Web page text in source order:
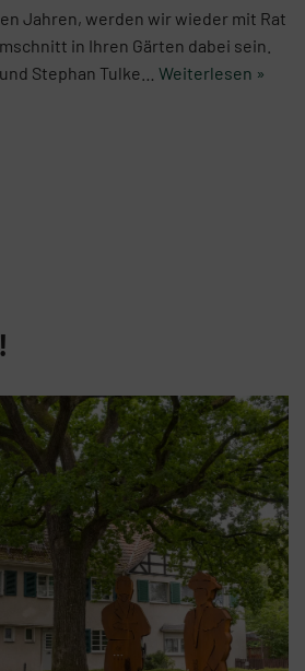
Jahren, werden wir wieder mit Rat
in Ihren Gärten dabei sein.
Stephan Tulke… Weiterlesen »